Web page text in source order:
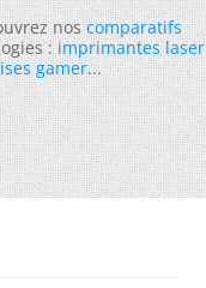
noscomparatifs
:imprimantes laser
gamer...